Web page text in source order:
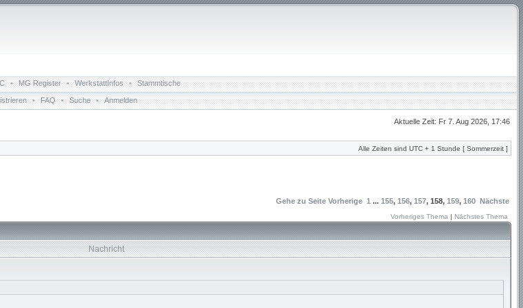
• MG Register • WerkstattInfos • Stammtische
• FAQ • Suche • Anmelden
Aktuelle Zeit: Fr 7. Aug 2026, 17:46
Alle Zeiten sind UTC + 1 Stunde [ Sommerzeit ]
Gehe zu Seite Vorherige 1 ... 155, 156, 157, 158, 159, 160 Nächste
Vorheriges Thema | Nächstes Thema
Nachricht